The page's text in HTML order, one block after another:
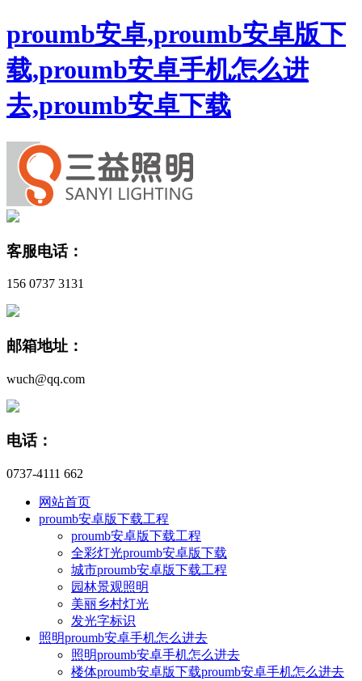
proumb安卓,proumb安卓版下
载,proumb安卓手机怎么进
去,proumb安卓下载
客服电话：
156 0737 3131
邮箱地址：
wuch@qq.com
电话：
0737-4111 662
网站首页
proumb安卓版下载工程
proumb安卓版下载工程
全彩灯光proumb安卓版下载
城市proumb安卓版下载工程
园林景观照明
美丽乡村灯光
发光字标识
照明proumb安卓手机怎么进去
照明proumb安卓手机怎么进去
楼体proumb安卓版下载proumb安卓手机怎么进去